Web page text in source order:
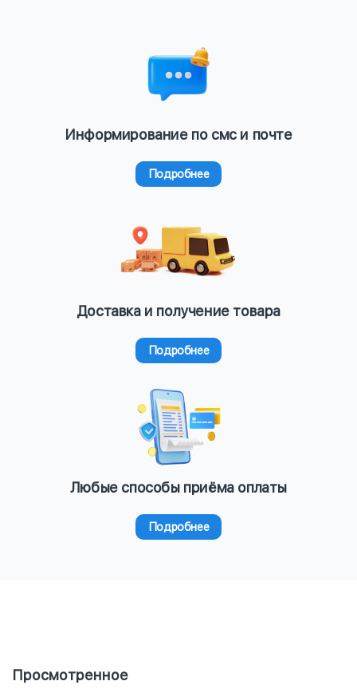
Информирование по смс и почте
Подробнее
Доставка и получение товара
Подробнее
Любые способы приёма оплаты
Подробнее
Просмотренное